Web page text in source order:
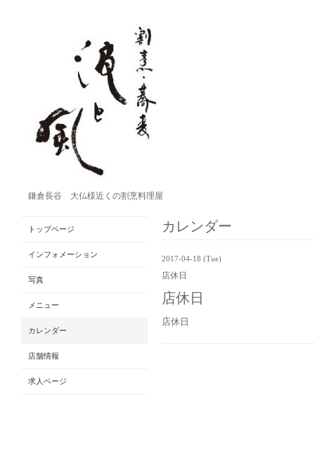
鎌倉長谷 大仏様近くの割烹料理屋
カレンダー
2017-04-18 (Tue)
店休日
店休日
店休日
トップページ
インフォメーション
写真
メニュー
カレンダー
店舗情報
求人ページ